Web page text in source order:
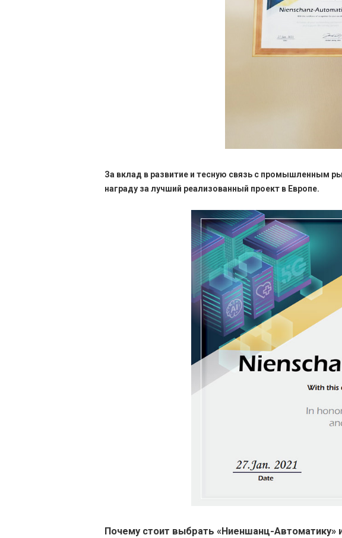
За вклад в развитие и тесную связь с промышленным
награду за лучший реализованный проект в Европе.
Почему стоит выбрать «Ниеншанц-Автоматику» и